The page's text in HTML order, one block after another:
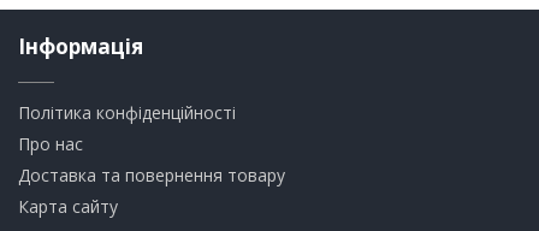
Інформація
Політика конфіденційності
Про нас
Доставка та повернення товару
Карта сайту